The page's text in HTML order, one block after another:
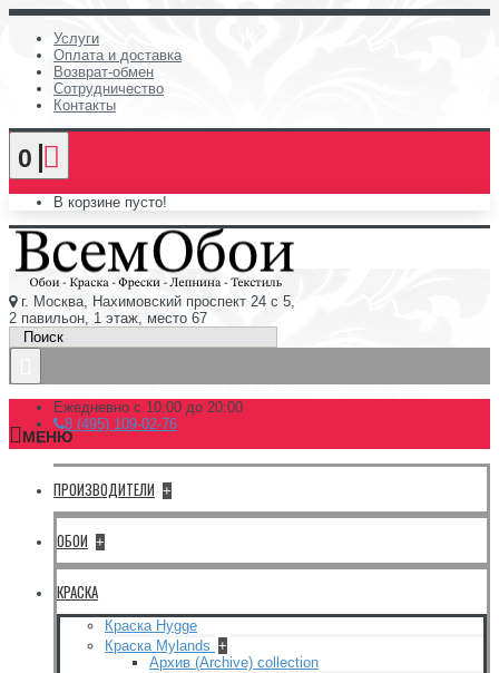
Услуги
Оплата и доставка
Возврат-обмен
Сотрудничество
Контакты
0
В корзине пусто!
г. Москва, Нахимовский проспект 24 с 5,
2 павильон, 1 этаж, место 67
Ежедневно с 10:00 до 20:00
8 (495) 109-02-76
МЕНЮ
ПРОИЗВОДИТЕЛИ +
ОБОИ +
КРАСКА
Краска Hygge
Краска Mylands +
Архив (Archive) collection